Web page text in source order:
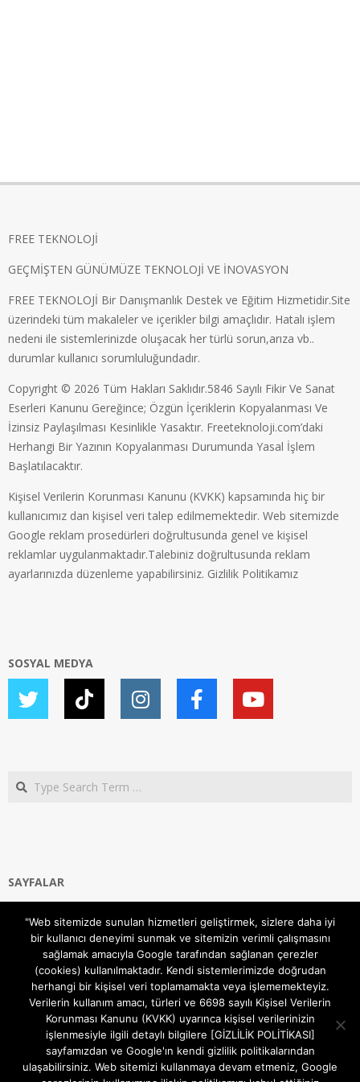
FREE TEKNOLOJİ
GEÇMİŞTEN GÜNÜMÜZE TEKNOLOJİ VE İNOVASYON
FREE TEKNOLOJİ Bir Danışmanlık Destek ve Eğitim Hizmetidir.Site
üzerindeki tüm makaleler ve içerikler bilgi amaçlıdır. Hatalı işlem
nedeni ile sistemlerinizde oluşacak her türlü sorun,arıza vb..
durumlar kullanıcı sorumluluğundadır.
Copyright © 2026 Tüm Hakları Saklıdır.5846 Sayılı Fikir Ve Sanat
Eserleri Kanunu Gereğince; Özgün İçeriklerin Kopyalanması Ve
İzinsiz Paylaşılması Kesinlikle Yasaktır. Freeteknoloji.com’daki
Herhangi Bir Yazının Kopyalanması Durumunda Yasal İşlem
Başlatılacaktır.
Kişisel Verilerin Korunması Kanunu (KVKK) kapsamında hiç bir
kullanıcımız dan kişisel veri talep edilmemektedir. Web sitemizde
Google reklam prosedürleri doğrultusunda genel ve kişisel
reklamlar uygulanmaktadır.Talebiniz doğrultusunda reklam
ayarlarınızda düzenleme yapabilirsiniz. Gizlilik Politikamız
SOSYAL MEDYA
Search
SAYFALAR
Gizlilik ve Çerezler (Cookies) Politikası
Hakkımızda
İletişim Kanalları
MODEM KURULUM
TEKNİK DESTEK
TELEVİZYON SİSTEMLERİ
"Web sitemizde sunulan hizmetleri geliştirmek, sizlere daha iyi
bir kullanıcı deneyimi sunmak ve sitemizin verimli çalışmasını
sağlamak amacıyla Google tarafından sağlanan çerezler
(cookies) kullanılmaktadır. Kendi sistemlerimizde doğrudan
herhangi bir kişisel veri toplamamakta veya işlememekteyiz.
Verilerin kullanım amacı, türleri ve 6698 sayılı Kişisel Verilerin
Korunması Kanunu (KVKK) uyarınca kişisel verilerinizin
işlenmesiyle ilgili detaylı bilgilere [GİZLİLİK POLİTİKASI]
sayfamızdan ve Google'ın kendi gizlilik politikalarından
ulaşabilirsiniz. Web sitemizi kullanmaya devam etmeniz, Google